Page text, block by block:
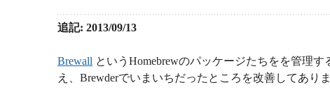
追記: 2013/09/13
Brewall というHomebrewのパッケージたちをを管理
え、Brewderでいまいちだったところを改善してあり